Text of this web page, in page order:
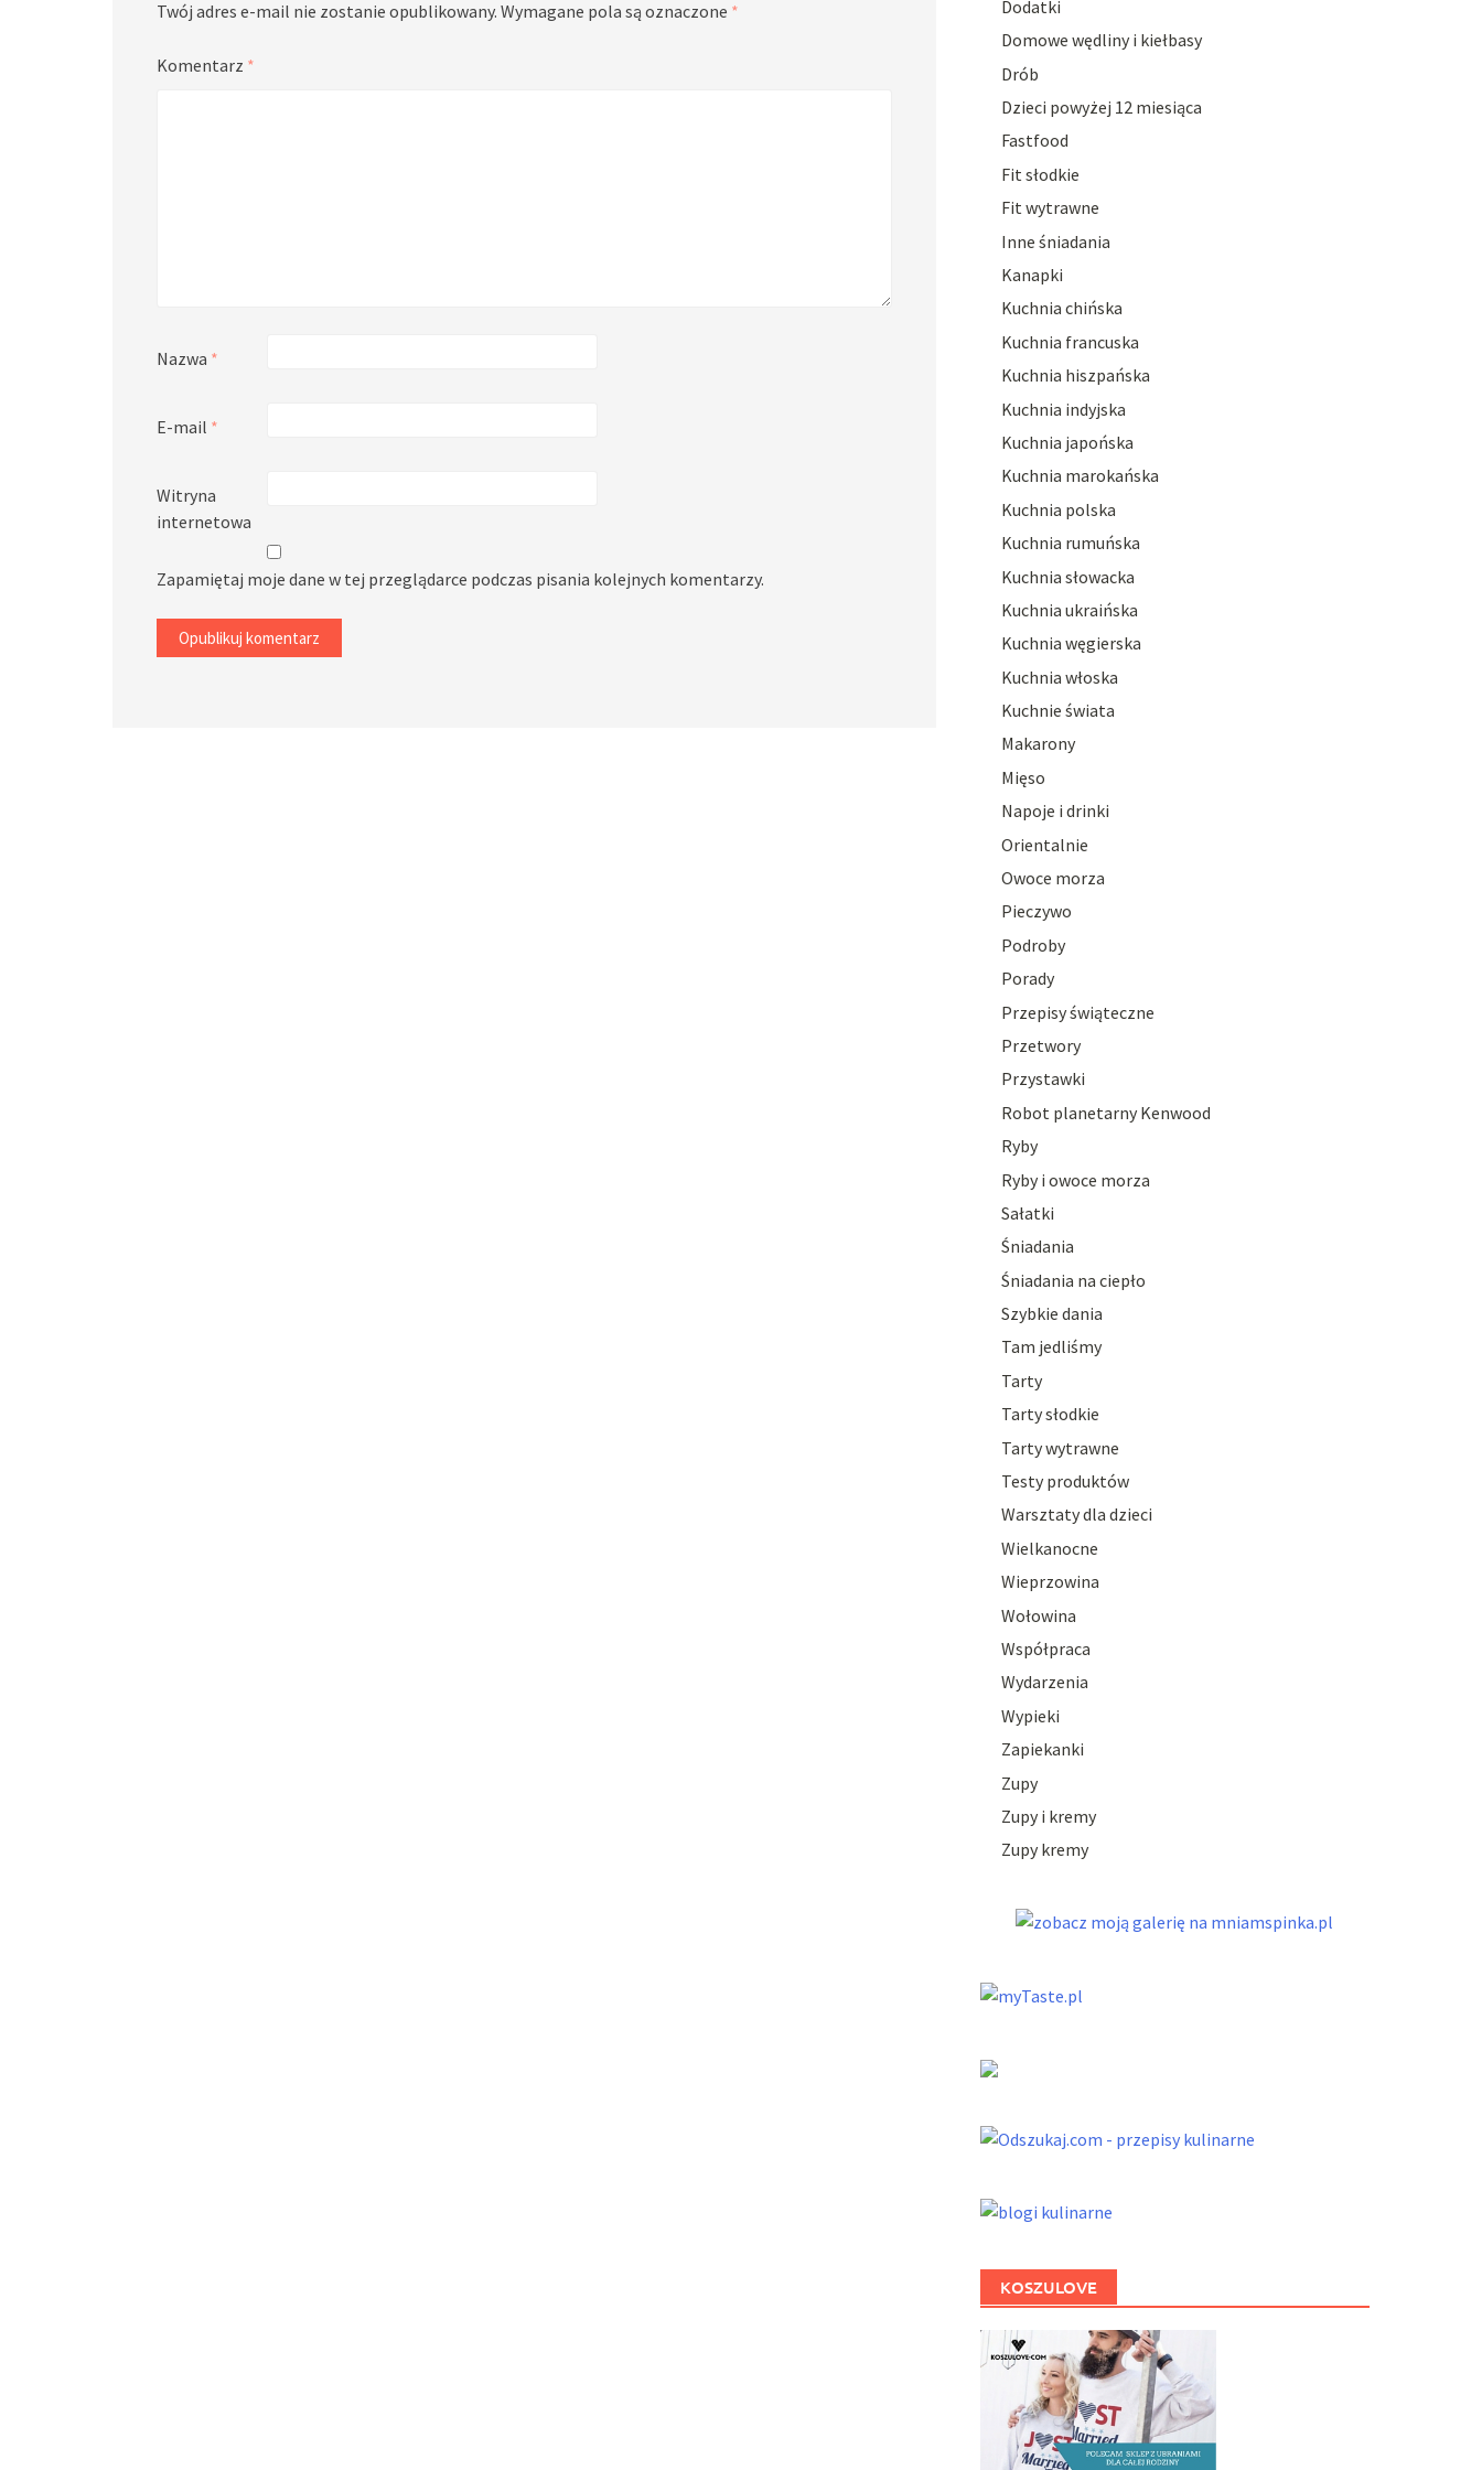
Twój adres e-mail nie zostanie opublikowany. Wymagane pola są oznaczone *
Komentarz *
Nazwa *
E-mail *
Witryna
internetowa
Zapamiętaj moje dane w tej przeglądarce podczas pisania kolejnych komentarzy.
Dodatki
Domowe wędliny i kiełbasy
Drób
Dzieci powyżej 12 miesiąca
Fastfood
Fit słodkie
Fit wytrawne
Inne śniadania
Kanapki
Kuchnia chińska
Kuchnia francuska
Kuchnia hiszpańska
Kuchnia indyjska
Kuchnia japońska
Kuchnia marokańska
Kuchnia polska
Kuchnia rumuńska
Kuchnia słowacka
Kuchnia ukraińska
Kuchnia węgierska
Kuchnia włoska
Kuchnie świata
Makarony
Mięso
Napoje i drinki
Orientalnie
Owoce morza
Pieczywo
Podroby
Porady
Przepisy świąteczne
Przetwory
Przystawki
Robot planetarny Kenwood
Ryby
Ryby i owoce morza
Sałatki
Śniadania
Śniadania na ciepło
Szybkie dania
Tam jedliśmy
Tarty
Tarty słodkie
Tarty wytrawne
Testy produktów
Warsztaty dla dzieci
Wielkanocne
Wieprzowina
Wołowina
Współpraca
Wydarzenia
Wypieki
Zapiekanki
Zupy
Zupy i kremy
Zupy kremy
KOSZULOVE